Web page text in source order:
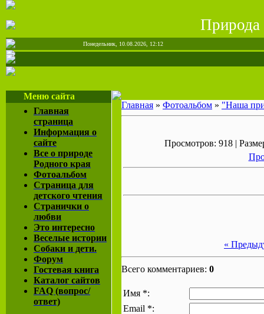
Природа
Понедельник, 10.08.2026, 12:12
Меню сайта
Главная
страница
Информация о
сайте
Все о природе
Родного края
Фотоальбом
Страница для
детского чтения
Странички о
любви
Это интересно
Веселые истории
Собаки и дети.
Форум
Гостевая книга
Каталог сайтов
FAQ (вопрос/
ответ)
Главная » Фотоальбом » "Наша
Просмотров: 918 |
«
Всего комментариев: 0
Имя *:
Email *: